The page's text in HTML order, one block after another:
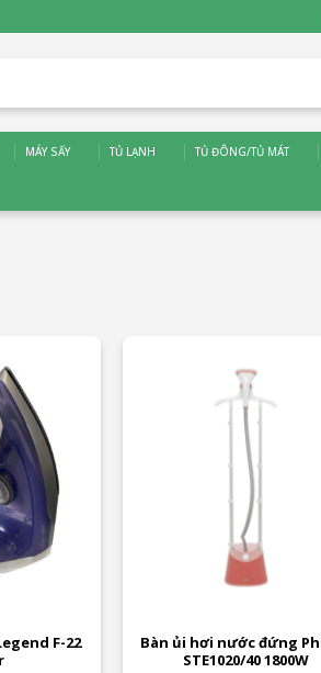
MÁY SẤY TỦ LẠNH TỦ ĐÔNG/TỦ MÁT
F-22
Bàn ủi hơi nước đứng
STE1020/40 1800W
và nhiều ưu đãi khác